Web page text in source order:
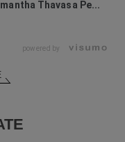
Thavasa Pe...
powered by